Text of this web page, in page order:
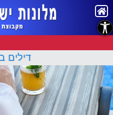
דילים
נגישות